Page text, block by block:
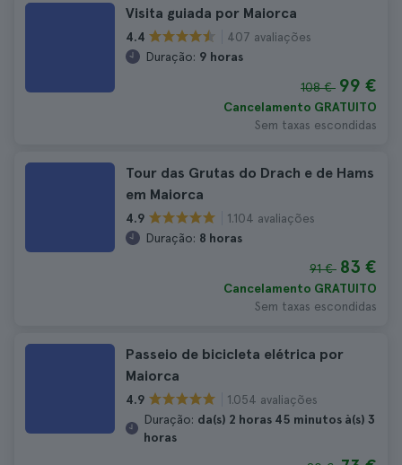
Visita guiada por Maiorca
4.4
407 avaliações
Duração: 9 horas
108 € 99 €
Cancelamento GRATUITO
Sem taxas escondidas
Tour das Grutas do Drach e de Hams
em Maiorca
4.9
1.104 avaliações
Duração: 8 horas
91 € 83 €
Cancelamento GRATUITO
Sem taxas escondidas
Passeio de bicicleta elétrica por
Maiorca
4.9
1.054 avaliações
Duração: da(s) 2 horas 45 minutos à(s) 3
horas